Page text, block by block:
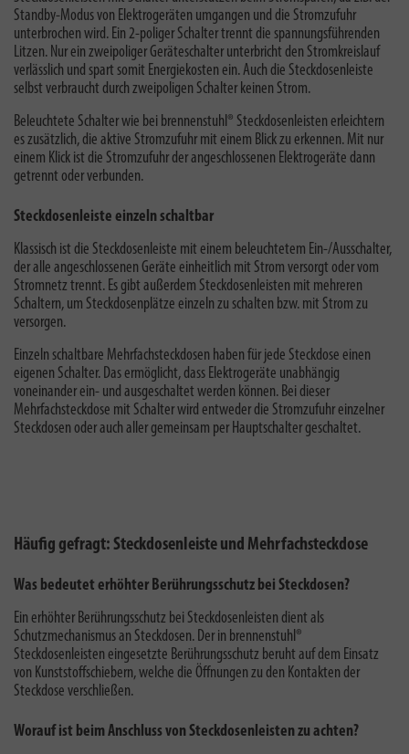
Standby-Modus von Elektrogeräten umgangen und die Stromzufuhr
unterbrochen wird. Ein 2-poliger Schalter trennt die spannungsführenden
Litzen. Nur ein zweipoliger Geräteschalter unterbricht den Stromkreislauf
verlässlich und spart somit Energiekosten ein. Auch die Steckdosenleiste
selbst verbraucht durch zweipoligen Schalter keinen Strom.
Beleuchtete Schalter wie bei brennenstuhl® Steckdosenleisten erleichtern
es zusätzlich, die aktive Stromzufuhr mit einem Blick zu erkennen. Mit nur
einem Klick ist die Stromzufuhr der angeschlossenen Elektrogeräte dann
getrennt oder verbunden.
Steckdosenleiste einzeln schaltbar
Klassisch ist die Steckdosenleiste mit einem beleuchtetem Ein-/Ausschalter,
der alle angeschlossenen Geräte einheitlich mit Strom versorgt oder vom
Stromnetz trennt. Es gibt außerdem Steckdosenleisten mit mehreren
Schaltern, um Steckdosenplätze einzeln zu schalten bzw. mit Strom zu
versorgen.
Einzeln schaltbare Mehrfachsteckdosen haben für jede Steckdose einen
eigenen Schalter. Das ermöglicht, dass Elektrogeräte unabhängig
voneinander ein- und ausgeschaltet werden können. Bei dieser
Mehrfachsteckdose mit Schalterwird entweder die Stromzufuhr einzelner
Steckdosen oder auch aller gemeinsam per Hauptschalter geschaltet.
Häufig gefragt: Steckdosenleiste und Mehrfachsteckdose
Was bedeutet erhöhter Berührungsschutz bei Steckdosen?
Ein erhöhter Berührungsschutz bei Steckdosenleisten dient als
Schutzmechanismus an Steckdosen. Der in brennenstuhl®
Steckdosenleisten eingesetzte Berührungsschutz beruht auf dem Einsatz
von Kunststoffschiebern, welche die Öffnungen zu den Kontakten der
Steckdose verschließen.
Worauf ist beim Anschluss von Steckdosenleisten zu achten?